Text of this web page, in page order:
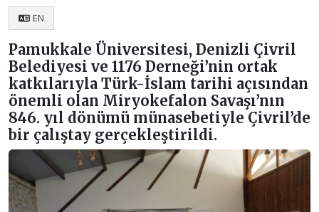
EN
Pamukkale Üniversitesi, Denizli Çivril
Belediyesi ve 1176 Derneği’nin ortak
katkılarıyla Türk-İslam tarihi açısından
önemli olan Miryokefalon Savaşı’nın
846. yıl dönümü münasebetiyle Çivril’de
bir çalıştay gerçekleştirildi.